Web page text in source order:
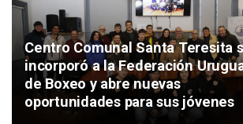
Centro Comunal Santa Teresita
incorporó a la Federación
de Boxeo y abre nuevas
oportunidades para sus jóvenes